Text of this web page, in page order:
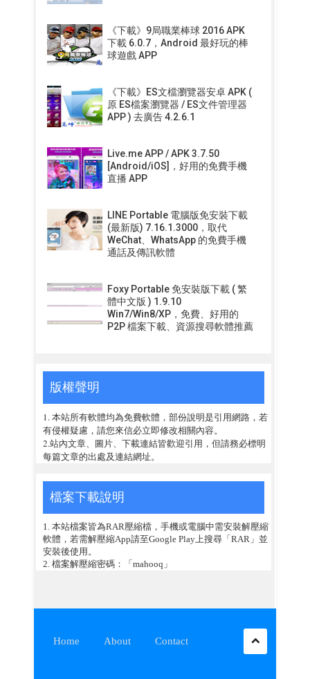
《下載》9局職業棒球 2016 APK
下載 6.0.7，Android 最好玩的棒
球遊戲 APP
《下載》ES文檔瀏覽器安卓 APK (
原 ES檔案瀏覽器 / ES文件管理器
APP ) 去廣告 4.2.6.1
Live.me APP / APK 3.7.50
[Android/iOS]，好用的免費手機
直播 APP
LINE Portable 電腦版免安裝下載
(最新版) 7.16.1.3000，取代
WeChat、WhatsApp 的免費手機
通話及傳訊軟體
Foxy Portable 免安裝版下載 ( 繁
體中文版 ) 1.9.10
Win7/Win8/XP，免費、好用的
P2P 檔案下載、資源搜尋軟體推薦
版權聲明
1. 本站所有軟體均為免費軟體，部份說明是引用網路，若
有侵權疑慮，請您來信必立即修改相關內容。
2.站內文章、圖片、下載連結皆歡迎引用，但請務必標明
每篇文章的出處及連結網址。
檔案下載說明
1. 本站檔案皆為RAR壓縮檔，手機或電腦中需安裝解壓縮
軟體，若需解壓縮App請至Google Play上搜尋「RAR」並
安裝後使用。
2. 檔案解壓縮密碼：「mahooq」
Home About Contact